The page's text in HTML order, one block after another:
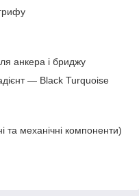
анкера і бриджу
— Black Turquoise
та механічні компоненти)